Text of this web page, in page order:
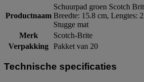
Productnaam
Schuurpad groen Scotch
Breedte: 15.8 cm, Lengtes:
Stugge mat
Merk
Scotch-Brite
Verpakking Pakket van 20
Technische specificaties